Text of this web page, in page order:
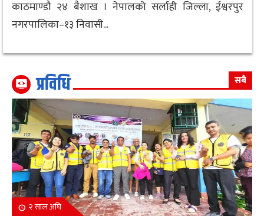
काठमाण्डौ २४ बैशाख । नेपालको सर्लाही जिल्ला, ईश्वरपुर
नगरपालिका–१३ निवासी...
प्रविधि सबै
२ साल अघि